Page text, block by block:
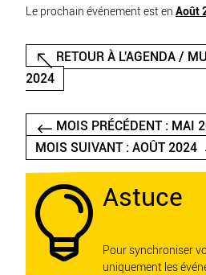
Le prochain événement est en Août
RETOUR À L'AGENDA /
2024
MOIS PRÉCÉDENT : MAI
MOIS SUIVANT : AOÛT 2024
 Astuce
Pour synchroniser
uniquement les